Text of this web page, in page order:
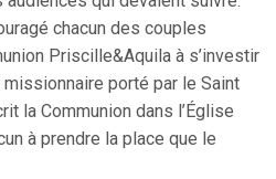
chacun des couples
Priscille&Aquila à s’investir
porté par le Saint
la Communion dans l’Église
à prendre la place que le